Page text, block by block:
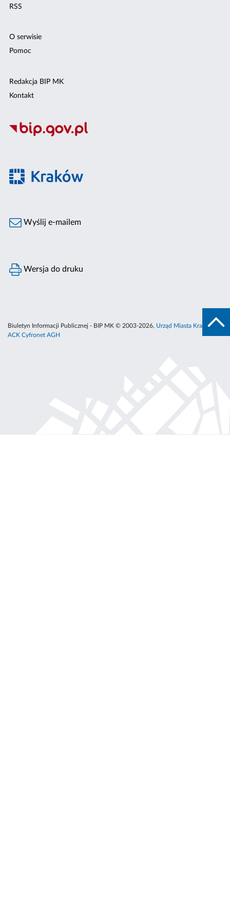
RSS
O serwisie
Pomoc
Redakcja BIP MK
Kontakt
Wyślij e-mailem
Wersja do druku
Biuletyn Informacji Publicznej - BIP MK © 2003-2026, Urząd Miasta Krakowa
ACK Cyfronet AGH